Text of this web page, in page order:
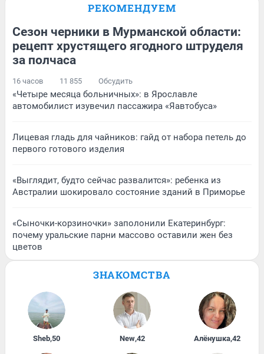
РЕКОМЕНДУЕМ
Сезон черники в Мурманской области:
рецепт хрустящего ягодного штруделя
за полчаса
16 часов 11 855 Обсудить
«Четыре месяца больничных»: в Ярославле
автомобилист изувечил пассажира «Яавтобуса»
Лицевая гладь для чайников: гайд от набора петель до
первого готового изделия
«Выглядит, будто сейчас развалится»: ребенка из
Австралии шокировало состояние зданий в Приморье
«Сыночки-корзиночки» заполонили Екатеринбург:
почему уральские парни массово оставили жен без
цветов
ЗНАКОМСТВА
Sheb,50 New,42 Алёнушка,42